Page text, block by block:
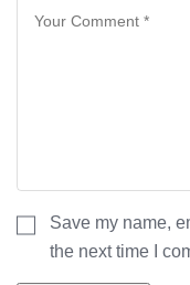
Save my name,
the next time I